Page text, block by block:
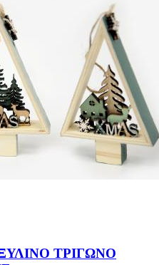
ΤΡΙΓΩΝΟ